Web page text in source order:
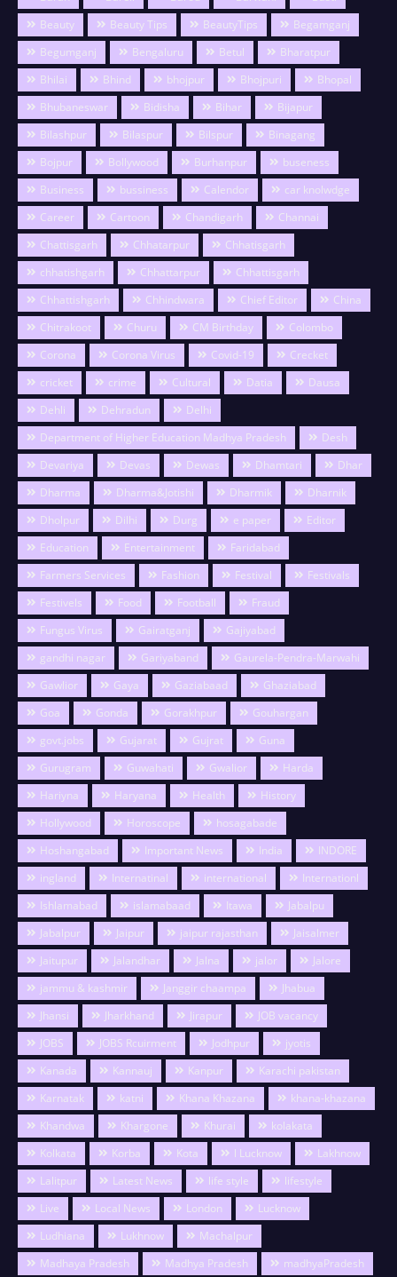
Beauty
Beauty Tips BeautyTips
Begamganj
Begumganj
Bengaluru Betul
Bharatpur
Bhilai
Bhind bhojpur Bhojpuri
Bhopal
Bhubaneswar
Bidisha Bihar
Bijapur
Bilashpur
Bilaspur Bilspur
Binagang
Bojpur
Bollywood Burhanpur
buseness
Business
bussiness Calendor
car knolwdge
Career
Cartoon Chandigarh
Channai
Chattisgarh
Chhatarpur
Chhatisgarh
chhatishgarh
Chhattarpur
Chhattisgarh
Chhattishgarh
Chhindwara Chief Editor
China
Chitrakoot
Churu CM Birthday
Colombo
Corona
Corona Virus Covid-19
Crecket
cricket
crime Cultural Datia
Dausa
Dehli
Dehradun
Delhi
Department of Higher Education Madhya Pradesh
Desh
Devariya
Devas Dewas Dhamtari
Dhar
Dharma
Dharma&Jotishi Dharmik
Dharnik
Dholpur
Dilhi Durg e paper
Editor
Education
Entertainment
Faridabad
Farmers Services
Fashion Festival
Festivals
Festivels
Food Football
Fraud
Fungus Virus
Gairatganj
Gajiyabad
gandhi nagar
Gariyaband
Gaurela-Pendra-Marwahi
Gawlior
Gaya Gaziabaad
Ghaziabad
Goa
Gonda Gorakhpur
Gouhargan
govt.jobs
Gujarat Gujrat
Guna
Gurugram
Guwahati Gwalior
Harda
Hariyna
Haryana Health
History
Hollywood
Horoscope
hosagabade
Hoshangabad
Important News India
INDORE
ingland
Internatinal international
Internationl
Ishlamabad
islamabaad Itawa
Jabalpu
Jabalpur
Jaipur jaipur rajasthan
Jaisalmer
Jaitupur
Jalandhar Jalna jalor
Jalore
jammu & kashmir
Janggir chaampa
Jhabua
Jhansi
Jharkhand Jirapur
JOB vacancy
JOBS
JOBS Rcuirment Jodhpur
jyotis
Kanada
Kannauj Kanpur
Karachi pakistan
Karnatak
katni Khana Khazana
khana-khazana
Khandwa
Khargone Khurai
kolakata
Kolkata
Korba Kota l Lucknow
Lakhnow
Lalitpur
Latest News life style
lifestyle
Live
Local News London
Lucknow
Ludhiana
Lukhnow
Machalpur
Madhaya Pradesh
Madhya Pradesh
madhyaPradesh